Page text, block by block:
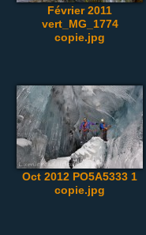
Février 2011
vert_MG_1774
copie.jpg
Oct 2012 PO5A5333 1
copie.jpg